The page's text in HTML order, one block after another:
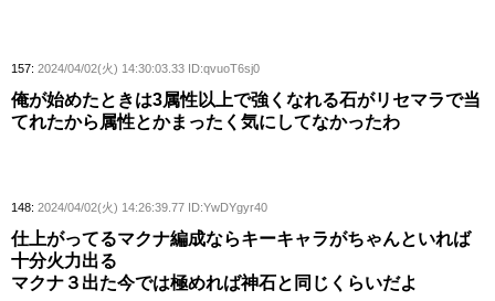
157: 2024/04/02(火) 14:30:03.33 ID:qvuoT6sj0
俺が始めたときは3属性以上で強くなれる石がリセマラで当
てれたから属性とかまったく気にしてなかったわ
148: 2024/04/02(火) 14:26:39.77 ID:YwDYgyr40
仕上がってるマクナ編成ならキーキャラがちゃんといれば
十分火力出る
マクナ３出た今では極めれば神石と同じくらいだよ